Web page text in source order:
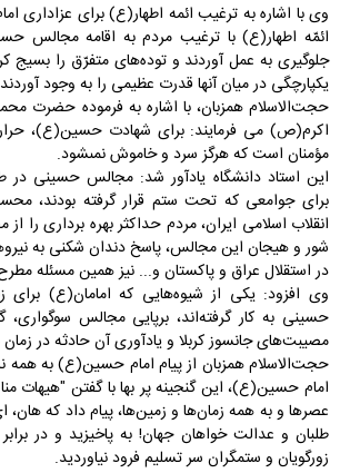
وی با اشاره به ترغیب ائمه اطهار(ع) برای عزاداری
ائمّه اطهار(ع) با ترغیب مردم به اقامه مجالس
جلوگیرى به عمل آوردند و توده‌هاى متفرّق را بسیج
یکپارچگى در میان آنها قدرت عظیمى را به وجود
حجت‌الاسلام همزبان، با اشاره به فرموده حضرت
اکرم(ص) می فرمایند: براى شهادت حسين(ع)،
مؤمنان است كه هرگز سرد و خاموش نمى‏شود.
این استاد دانشگاه یادآور شد: مجالس حسینى در
براى جوامعى که تحت ستم قرار گرفته بودند،
انقلاب اسلامى ایران، مردم حداکثر بهره بردارى را
شور و هیجان این مجالس، پاسخ دندان شکنى به
در استقلال عراق و پاکستان و... نیز همین مسئله
وی افزود: یکی از شیوه‌هایی که امامان(ع)
حسینی به کار گرفته‌اند، برپایی مجالس سوگواری،
مصیبت‌های جانسوز کربلا و یادآوری آن حادثه در
حجت‌الاسلام همزبان از پیام امام حسین(ع) به همه
امام حسین(ع)، این گنجینه پر بها با گفتن "هیهات
عصرها و به همه زمان‌ها و زمین‌ها، پیام داد که
طلبان و عدالت خواهان جهان! به پاخیزید و در
زورگویان و ستمگران سر تسلیم فرود نیاوردید.